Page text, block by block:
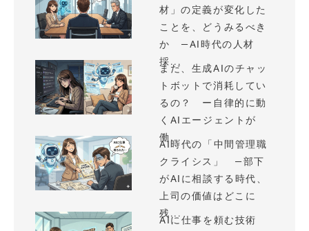
材」の定義が変化した
ことを、どうみるべき
か —AI時代の人材
採...
まだ、生成AIのチャッ
トボットで消耗してい
るの？ ー自律的に動
くAIエージェントが
働...
AI時代の「中間管理職
クライシス」 —部下
がAIに相談する時代、
上司の価値はどこに
残...
AIに仕事を頼む技術